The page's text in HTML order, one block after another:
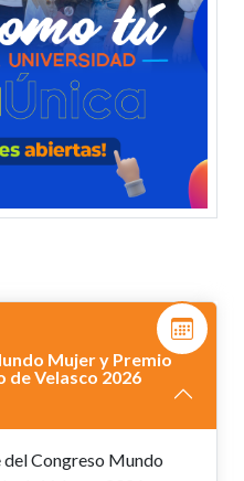
Mujer y Premio
de Velasco 2026
Congreso Mundo